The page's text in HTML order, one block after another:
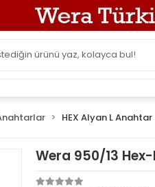
HEX Alyan L Anahtar
Wera 950/13